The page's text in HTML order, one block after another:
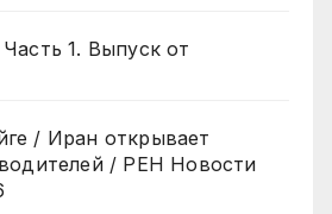
1. Выпуск от
/ Иран открывает
/ РЕН Новости